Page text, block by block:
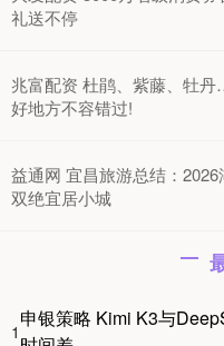
礼送不停
兆富配资 杜鹃、紫藤、牡
好地方不容错过!
益通网 宜昌旅游总结：
双绝宜居小城
1
申银策略 Kimi K3与